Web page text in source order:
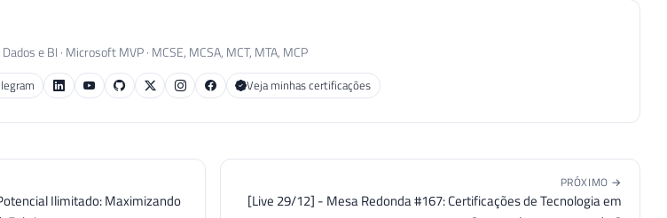
e BI · Microsoft MVP · MCSE, MCSA, MCT, MTA, MCP
Veja minhas certificações
Ilimitado: Maximizando
PRÓXIMO →
[Live 29/12] - Mesa Redonda #167: Certificações de Tecnologia em